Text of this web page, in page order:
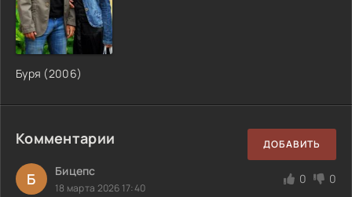
Буря (2006)
Комментарии ДОБАВИТЬ
Б Бицепс
18 марта 2026 17:40
0 0